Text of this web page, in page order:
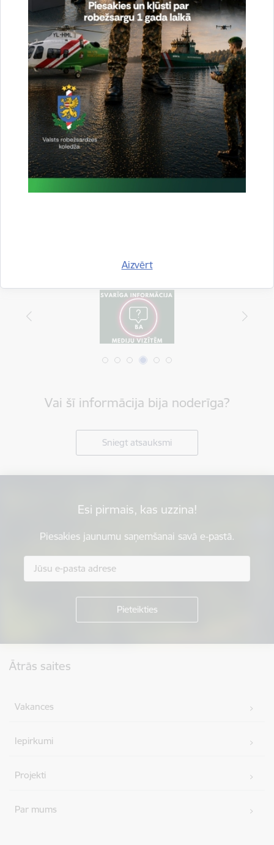
Aizvērt
67075617, mob.20364206
e-pasts:jolanta.babisko@rs.gov.lv
Saistītas tēmas
Aktualitātes: Konstatētie pārkāpumi
Drukāt lapu
Dalīties
Vai šī informācija bija noderīga?
Sniegt atsauksmi
Esi pirmais, kas uzzina!
Piesakies jaunumu saņemšanai savā e-pastā.
Ātrās saites
Vakances
Iepirkumi
Projekti
Par mums